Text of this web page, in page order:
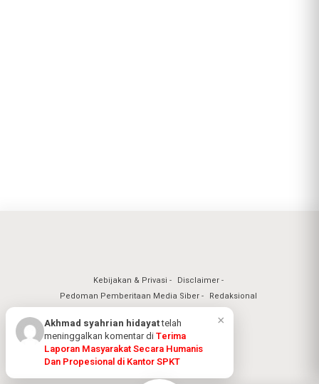
Kebijakan & Privasi
Disclaimer
Pedoman Pemberitaan Media Siber
Redaksional
Nuansa Realita Jaya 2026